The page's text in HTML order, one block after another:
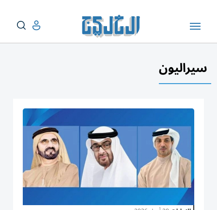
سيراليون